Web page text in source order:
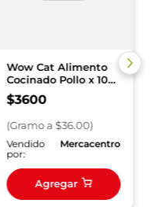
Wow Cat Alimento
Cocinado Pollo x 100
g
$3600
(Gramoa $36.00)
Vendido
por:
Mercacentro
Agregar